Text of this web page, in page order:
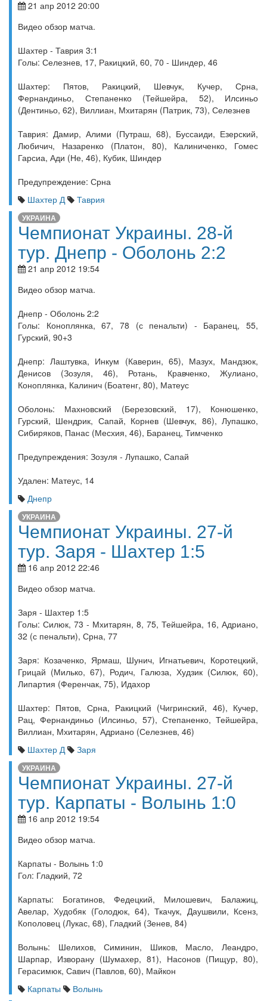
21 апр 2012 20:00
Видео обзор матча.
Шахтер - Таврия 3:1
Голы: Селезнев, 17, Ракицкий, 60, 70 - Шиндер, 46
Шахтер: Пятов, Ракицкий, Шевчук, Кучер, Срна,
Фернандиньо, Степаненко (Тейшейра, 52), Илсиньо
(Дентиньо, 62), Виллиан, Мхитарян (Патрик, 73), Селезнев
Таврия: Дамир, Алими (Путраш, 68), Буссаиди, Езерский,
Любичич, Назаренко (Платон, 80), Калиниченко, Гомес
Гарсиа, Ади (Не, 46), Кубик, Шиндер
Предупреждение: Срна
Шахтер Д
Таврия
УКРАИНА
Чемпионат Украины. 28-й
тур. Днепр - Оболонь 2:2
21 апр 2012 19:54
Видео обзор матча.
Днепр - Оболонь 2:2
Голы: Коноплянка, 67, 78 (с пенальти) - Баранец, 55,
Гурский, 90+3
Днепр: Лаштувка, Инкум (Каверин, 65), Мазух, Мандзюк,
Денисов (Зозуля, 46), Ротань, Кравченко, Жулиано,
Коноплянка, Калинич (Боатенг, 80), Матеус
Оболонь: Махновский (Березовский, 17), Конюшенко,
Гурский, Шендрик, Сапай, Корнев (Шевчук, 86), Лупашко,
Сибиряков, Панас (Месхия, 46), Баранец, Тимченко
Предупреждения: Зозуля - Лупашко, Сапай
Удален: Матеус, 14
Днепр
УКРАИНА
Чемпионат Украины. 27-й
тур. Заря - Шахтер 1:5
16 апр 2012 22:46
Видео обзор матча.
Заря - Шахтер 1:5
Голы: Силюк, 73 - Мхитарян, 8, 75, Тейшейра, 16, Адриано,
32 (с пенальти), Срна, 77
Заря: Козаченко, Ярмаш, Шунич, Игнатьевич, Коротецкий,
Грицай (Милько, 67), Родич, Галюза, Худзик (Силюк, 60),
Липартия (Ференчак, 75), Идахор
Шахтер: Пятов, Срна, Ракицкий (Чигринский, 46), Кучер,
Рац, Фернандиньо (Илсиньо, 57), Степаненко, Тейшейра,
Виллиан, Мхитарян, Адриано (Селезнев, 46)
Шахтер Д
Заря
УКРАИНА
Чемпионат Украины. 27-й
тур. Карпаты - Волынь 1:0
16 апр 2012 19:54
Видео обзор матча.
Карпаты - Волынь 1:0
Гол: Гладкий, 72
Карпаты: Богатинов, Федецкий, Милошевич, Балажиц,
Авелар, Худобяк (Голодюк, 64), Ткачук, Даушвили, Ксенз,
Кополовец (Лукас, 68), Гладкий (Зенев, 84)
Волынь: Шелихов, Симинин, Шиков, Масло, Леандро,
Шарпар, Изворану (Шумахер, 81), Насонов (Пищур, 80),
Герасимюк, Савич (Павлов, 60), Майкон
Карпаты
Волынь